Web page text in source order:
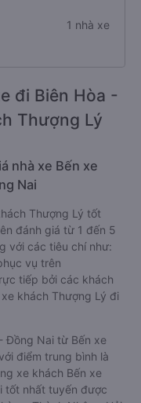
1 nhà xe
đi Biên Hòa -
Thượng Lý
nhà xe Bến xe
Nai
Thượng Lý tốt
đánh giá từ 1 đến 5
với các tiêu chí như:
vụ trên
tiếp bởi các khách
khách Thượng Lý đi
Đồng Nai từ Bến xe
điểm trung bình là
xe khách Bến xe
tốt nhất tuyến được